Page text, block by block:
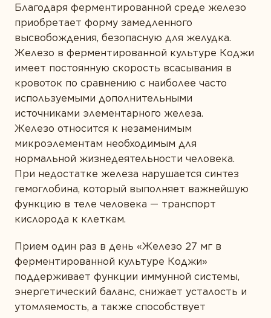
Ферменты
Благодаря ферментированной среде железо
приобретает форму замедленного
высвобождения, безопасную для желудка.
Железо в ферментированной культуре Коджи
имеет постоянную скорость всасывания в
кровоток по сравнению с наиболее часто
используемыми дополнительными
источниками элементарного железа.
Железо относится к незаменимым
микроэлементам необходимым для
нормальной жизнедеятельности человека.
При недостатке железа нарушается синтез
гемоглобина, который выполняет важнейшую
функцию в теле человека — транспорт
кислорода к клеткам.
Прием один раз в день «Железо 27 мг в
ферментированной культуре Коджи»
поддерживает функции иммунной системы,
энергетический баланс, снижает усталость и
утомляемость, а также способствует
Вы соглашаетесь сПолитикой
конфиденциальности
и даете согласие на
сбор и обработку персональных данных.